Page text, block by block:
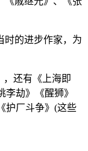
时的进步作家，为
还有《上海即
劫》《醒狮》
护厂斗争》(这些